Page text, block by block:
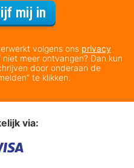
mij in
volgens ons privacy
meer ontvangen? Dan kun
door onderaan de
te klikken.
via: